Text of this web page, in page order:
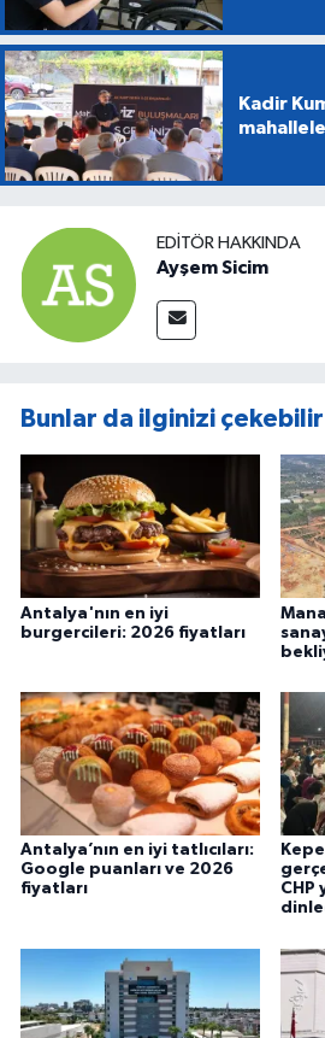
Kadir
EDITÖR HAKKINDA
Ayşem Sicim
Bunlar da ilginizi çekebilir
Antalya'nın en iyi
burgercileri: 2026 fiyatları
Antalya’nın en iyi tatlıcıları:
Google puanları ve 2026
fiyatları
CHP